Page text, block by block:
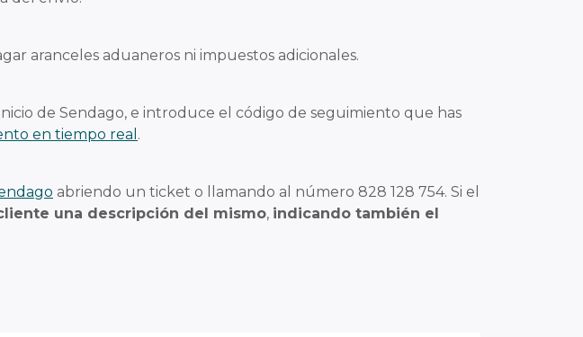
aranceles aduaneros ni impuestos adicionales.
de Sendago, e introduce el código de seguimiento que has
en tiempo real .
abriendo un ticket o llamando al número 828 128 754. Si el
una descripción del mismo, indicando también el